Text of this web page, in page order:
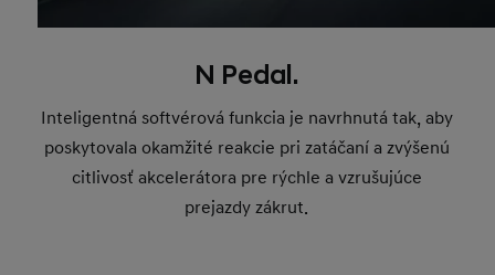
N Pedal.
Inteligentná softvérová funkcia je navrhnutá tak, aby
poskytovala okamžité reakcie pri zatáčaní a zvýšenú
citlivosť akcelerátora pre rýchle a vzrušujúce
prejazdy zákrut.